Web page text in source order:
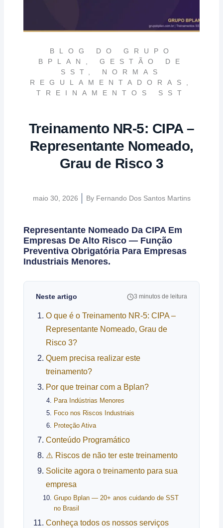
BLOG DO GRUPO
BPLAN , GESTÃO DE
SST , NORMAS
REGULAMENTADORAS ,
TREINAMENTOS SST
Treinamento NR-5: CIPA –
Representante Nomeado,
Grau de Risco 3
maio 30, 2026 ByFernando Dos Santos Martins
Representante Nomeado Da CIPA Em
Empresas De Alto Risco — Função
Preventiva Obrigatória Para Empresas
Industriais Menores.
Neste artigo 3 minutos de leitura
O que é o Treinamento NR-5: CIPA –
Representante Nomeado, Grau de
Risco 3?
Quem precisa realizar este
treinamento?
Por que treinar com a Bplan?
Para Indústrias Menores
Foco nos Riscos Industriais
Proteção Ativa
Conteúdo Programático
⚠️ Riscos de não ter este treinamento
Solicite agora o treinamento para sua
empresa
Grupo Bplan — 20+ anos cuidando de SST
no Brasil
Conheça todos os nossos serviços